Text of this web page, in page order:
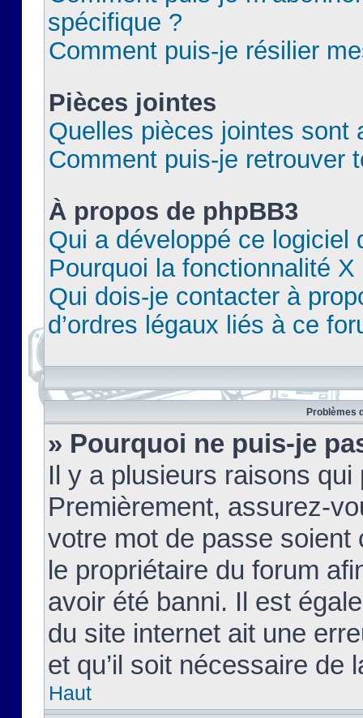
spécifique ?
Comment puis-je résilier
Pièces jointes
Quelles pièces jointes sont
Comment puis-je retrouver
À propos de phpBB3
Qui a développé ce logiciel
Pourquoi la fonctionnalité X
Qui dois-je contacter à
d’ordres légaux liés à ce
Problèmes
» Pourquoi ne puis-je
Il y a plusieurs raisons
Premièrement, assurez-
votre mot de passe soient
le propriétaire du forum
avoir été banni. Il est
du site internet ait une
et qu’il soit nécessaire de
Haut